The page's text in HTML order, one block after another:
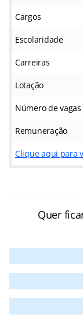
Cargos
Escolaridade
Carreiras
Lotação
Número de vagas
Remuneração
Clique aqui para
Quer